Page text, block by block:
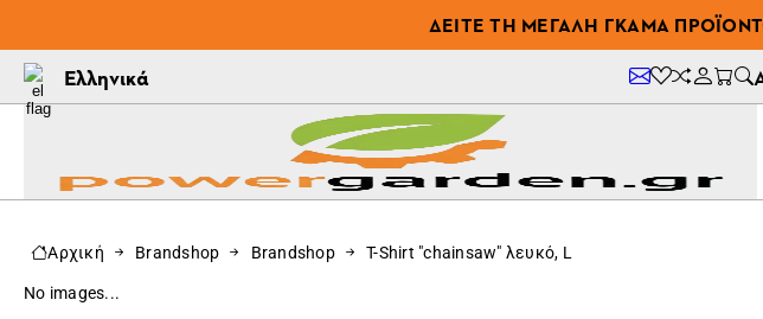
ΔΕΊΤΕ ΤΗ ΜΕΓΆΛΗ ΓΚΆΜΑ
Ελληνικά
Αρχική Brandshop Brandshop T-Shirt "chainsaw" λευκό, L
No images...